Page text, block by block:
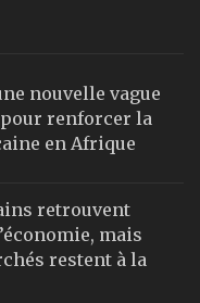
nouvelle vague
pour renforcer la
en Afrique
retrouvent
mais
restent à la